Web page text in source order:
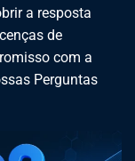
a resposta
de
com a
Perguntas